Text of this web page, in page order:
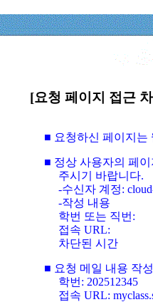
[요청 페이지 접근
■ 요청하신 페이지는
■ 정상 사용자의 페
주시기 바랍니다.
-수신자 계정:
-작성 내용
학번 또는 직번:
접속 URL:
차단된 시간
■ 요청 메일 내용 작성
학번: 202512345
접속 URL: